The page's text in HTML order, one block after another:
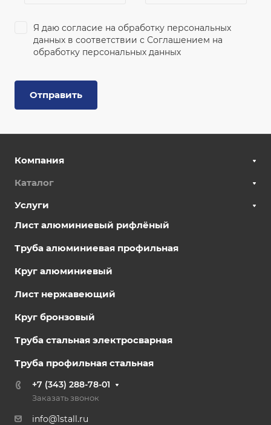
Я даю согласие на обработку персональных
данных в соответствии с Соглашением на
обработку персональных данных
Отправить
Компания
Каталог
Услуги
Лист алюминиевый рифлёный
Труба алюминиевая профильная
Круг алюминиевый
Лист нержавеющий
Круг бронзовый
Труба стальная электросварная
Труба профильная стальная
+7 (343) 288-78-01
Заказать звонок
info@1stall.ru